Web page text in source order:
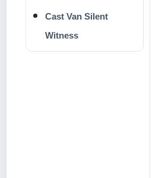
Cast Van Silent
Witness